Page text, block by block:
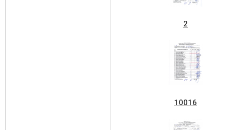
2
10016